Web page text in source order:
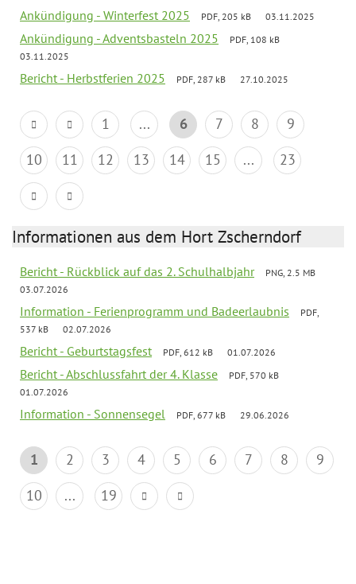
Ankündigung - Winterfest 2025 PDF, 205 kB 03.11.2025
Ankündigung - Adventsbasteln 2025
PDF, 108 kB
03.11.2025
Bericht - Herbstferien 2025 PDF, 287 kB 27.10.2025
1 ... 6 7 8
9
10
11 12 13 14 15 ... 23
Informationen aus dem Hort Zscherndorf
Bericht - Rückblick auf das 2. Schulhalbjahr
PNG, 2.5 MB
03.07.2026
Information - Ferienprogramm und Badeerlaubnis
PDF,
537 kB
02.07.2026
Bericht - Geburtstagsfest PDF, 612 kB 01.07.2026
Bericht - Abschlussfahrt der 4. Klasse
PDF, 570 kB
01.07.2026
Information - Sonnensegel PDF, 677 kB 29.06.2026
1 2 3 4 5 6 7 8
9
10
... 19